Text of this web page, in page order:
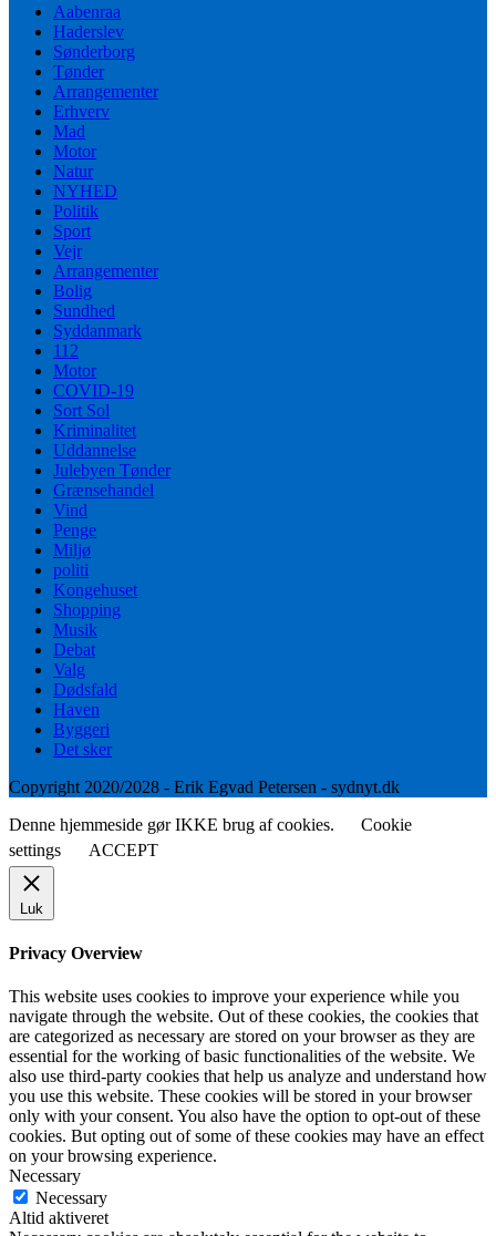
Aabenraa
Haderslev
Sønderborg
Tønder
Arrangementer
Erhverv
Mad
Motor
Natur
NYHED
Politik
Sport
Vejr
Arrangementer
Bolig
Sundhed
Syddanmark
112
Motor
COVID-19
Sort Sol
Kriminalitet
Uddannelse
Julebyen Tønder
Grænsehandel
Vind
Penge
Miljø
politi
Kongehuset
Shopping
Musik
Debat
Valg
Dødsfald
Haven
Byggeri
Det sker
Copyright 2020/2028 - Erik Egvad Petersen - sydnyt.dk
Denne hjemmeside gør IKKE brug af cookies.
Cookie
settings
ACCEPT
Luk
Privacy Overview
This website uses cookies to improve your experience while you
navigate through the website. Out of these cookies, the cookies that
are categorized as necessary are stored on your browser as they are
essential for the working of basic functionalities of the website. We
also use third-party cookies that help us analyze and understand how
you use this website. These cookies will be stored in your browser
only with your consent. You also have the option to opt-out of these
cookies. But opting out of some of these cookies may have an effect
on your browsing experience.
Necessary
Necessary
Altid aktiveret